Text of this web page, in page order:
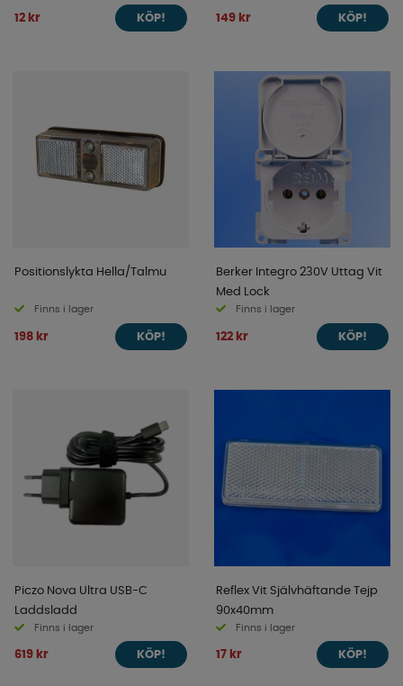
12 kr KÖP! 149 kr KÖP!
Positionslykta Hella/Talmu
Finns i lager
198 kr KÖP!
Berker Integro 230V Uttag Vit
Med Lock
Finns i lager
122 kr KÖP!
Piczo Nova Ultra USB-C
Laddsladd
Finns i lager
619 kr KÖP!
Reflex Vit Självhäftande Tejp
90x40mm
Finns i lager
17 kr KÖP!